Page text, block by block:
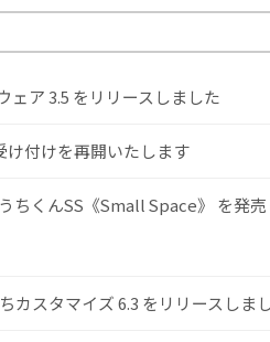
ェア 3.5 をリリースしました
け付けを再開いたします
ちくんSS《Small Space》 を発売
カスタマイズ 6.3 をリリースしま